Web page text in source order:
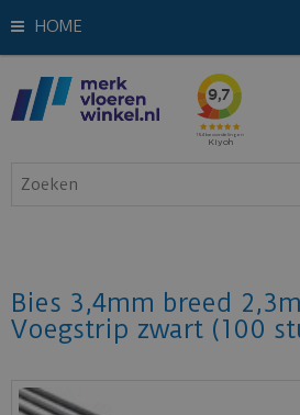
HOME
Bies 3,4mm breed
Voegstrip zwart (100